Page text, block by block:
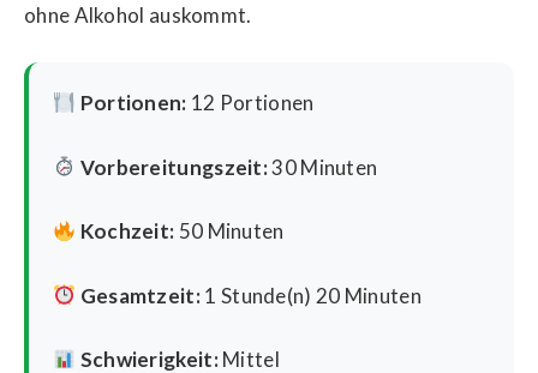
ohne Alkohol auskommt.
Portionen: 12 Portionen
Vorbereitungszeit:30 Minuten
Kochzeit: 50 Minuten
Gesamtzeit:1 Stunde(n) 20 Minuten
Schwierigkeit:Mittel